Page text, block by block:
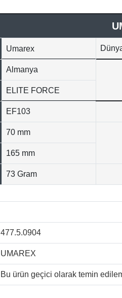
Umarex
Almanya
ELITE FORCE
EF103
70 mm
165 mm
73 Gram
477.5.0904
UMAREX
Bu ürün geçici olarak temin